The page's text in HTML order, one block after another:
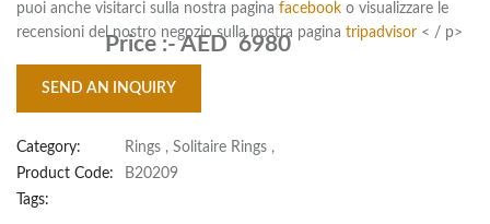
puoi anche visitarci sulla nostra pagina facebook o visualizzare le
recensioni del nostro negozio sulla nostra pagina tripadvisor < / p>
Price :-AED 6980
SEND AN INQUIRY
Category: Rings , Solitaire Rings ,
Product Code:
B20209
Tags: